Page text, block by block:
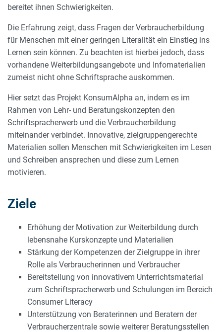
bereitet ihnen Schwierigkeiten.
Die Erfahrung zeigt, dass Fragen der Verbraucherbildung
für Menschen mit einer geringen Literalität ein Einstieg ins
Lernen sein können. Zu beachten ist hierbei jedoch, dass
vorhandene Weiterbildungsangebote und Infomaterialien
zumeist nicht ohne Schriftsprache auskommen.
Hier setzt das Projekt KonsumAlpha an, indem es im
Rahmen von Lehr- und Beratungskonzepten den
Schriftspracherwerb und die Verbraucherbildung
miteinander verbindet. Innovative, zielgruppengerechte
Materialien sollen Menschen mit Schwierigkeiten im Lesen
und Schreiben ansprechen und diese zum Lernen
motivieren.
Ziele
Erhöhung der Motivation zur Weiterbildung durch
lebensnahe Kurskonzepte und Materialien
Stärkung der Kompetenzen der Zielgruppe in ihrer
Rolle als Verbraucherinnen und Verbraucher
Bereitstellung von innovativem Unterrichtsmaterial
zum Schriftspracherwerb und Schulungen im Bereich
Consumer Literacy
Unterstützung von Beraterinnen und Beratern der
Verbraucherzentrale sowie weiterer Beratungsstellen